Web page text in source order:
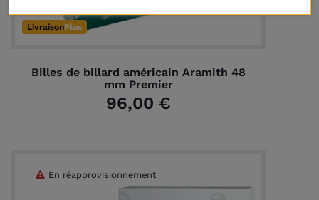
LivraisonPlus
Billes de billard américain Aramith 48
mm Premier
96,00 €
En réapprovisionnement